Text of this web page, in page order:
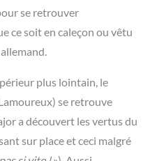
se retrouver
ce soit en caleçon ou vêtu
plus lointain, le
se retrouve
a découvert les vertus du
sur place et ceci malgré